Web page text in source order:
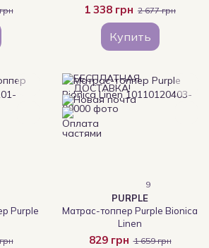
1 338 грн 2 677 грн
Купить
Purple
9
PURPLE
Матрас-топпер Purple Bionica
Linen
829 грн 1 659 грн